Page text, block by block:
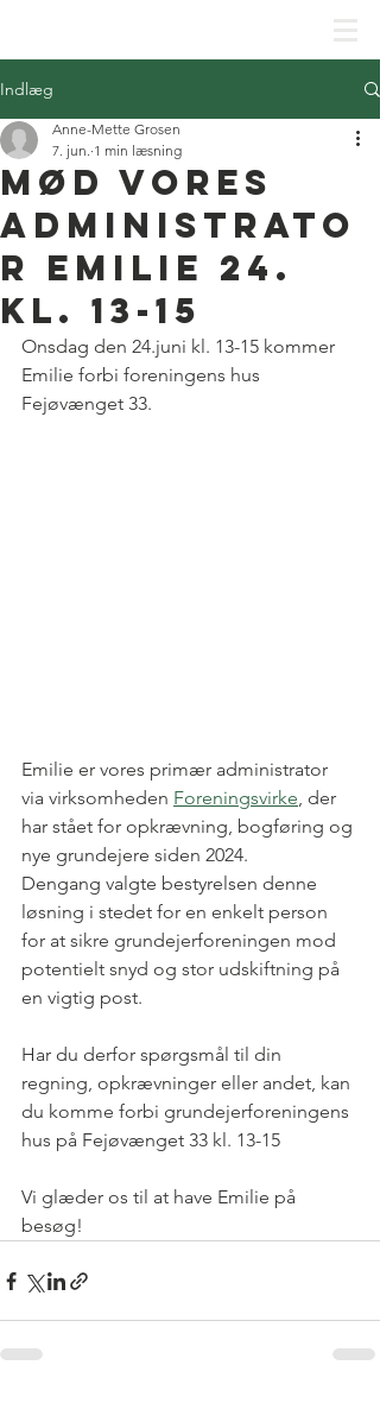
Indlæg
Mød vores
administrato
r Emilie 24.
kl. 13-15
Anne-Mette Grosen
7. jun. 1 min læsning
Onsdag den 24.juni kl. 13-15 kommer
Emilie forbi foreningens hus
Fejøvænget 33.
Emilie er vores primær administrator
via virksomheden Foreningsvirke, der
har stået for opkrævning, bogføring og
nye grundejere siden 2024.
Dengang valgte bestyrelsen denne
løsning i stedet for en enkelt person
for at sikre grundejerforeningen mod
potentielt snyd og stor udskiftning på
en vigtig post.
Har du derfor spørgsmål til din
regning, opkrævninger eller andet, kan
du komme forbi grundejerforeningens
hus på Fejøvænget 33 kl. 13-15
Vi glæder os til at have Emilie på
besøg!